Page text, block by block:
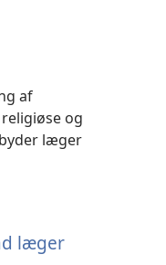
af
og
læger
læger